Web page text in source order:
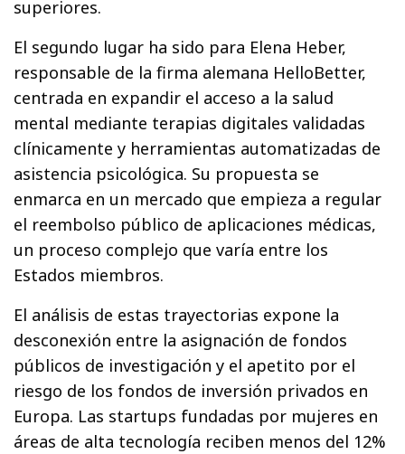
superiores.
El segundo lugar ha sido para Elena Heber,
responsable de la firma alemana HelloBetter,
centrada en expandir el acceso a la salud
mental mediante terapias digitales validadas
clínicamente y herramientas automatizadas de
asistencia psicológica. Su propuesta se
enmarca en un mercado que empieza a regular
el reembolso público de aplicaciones médicas,
un proceso complejo que varía entre los
Estados miembros.
El análisis de estas trayectorias expone la
desconexión entre la asignación de fondos
públicos de investigación y el apetito por el
riesgo de los fondos de inversión privados en
Europa. Las startups fundadas por mujeres en
áreas de alta tecnología reciben menos del 12%